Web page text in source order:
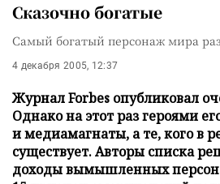
Сказочно богатые
Самый богатый персонаж мира
4 декабря 2005, 12:37
Журнал Forbes опубликовал
Однако на этот раз героями
и медиамагнаты, а те, кого в
существует. Авторы списка
доходы вымышленных